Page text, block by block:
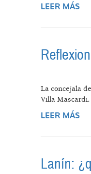
LEER MÁS
La concejala
Villa Mascardi.
LEER MÁS
Lanín: